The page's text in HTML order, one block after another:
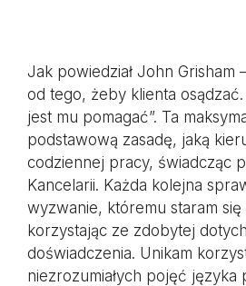
Jak powiedział John Grisham
od tego, żeby klienta
jest mu pomagać”. Ta
podstawową zasadę, jaką
codziennej pracy, świadcząc
Kancelarii. Każda kolejna
wyzwanie, któremu staram
korzystając ze zdobytej
doświadczenia. Unikam
niezrozumiałych pojęć języka